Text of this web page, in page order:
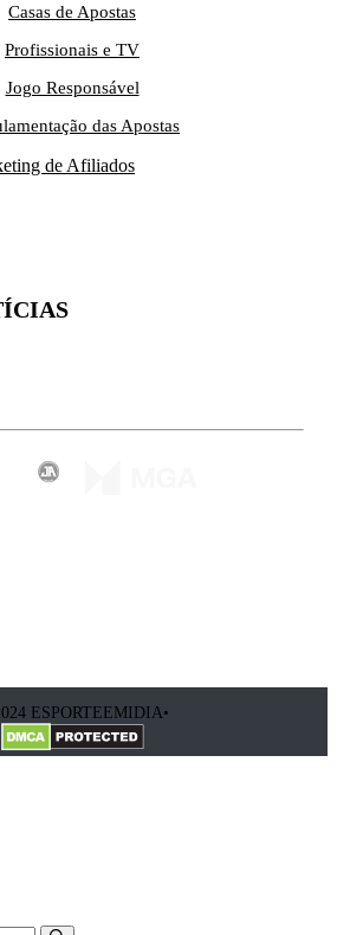
Casas de Apostas
Profissionais e TV
Jogo Responsável
das Apostas
de Afiliados
ESPORTEEMIDIA•